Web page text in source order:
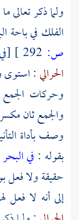
ولما ذكر تعالى
الفلك في باحة
ص:
الحرالي: استوى
وحركات
والجمع ثان مكسر
وصف بأداة
بقوله : في البحر
حقيقة ولا فعل
إلى أنه لا فعل